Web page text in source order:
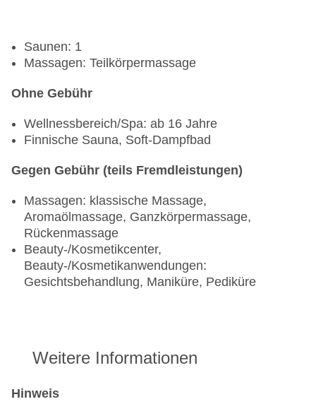
Saunen: 1
Massagen: Teilkörpermassage
Ohne Gebühr
Wellnessbereich/Spa: ab 16 Jahre
Finnische Sauna, Soft-Dampfbad
Gegen Gebühr (teils Fremdleistungen)
Massagen: klassische Massage,
Aromaölmassage, Ganzkörpermassage,
Rückenmassage
Beauty-/Kosmetikcenter,
Beauty-/Kosmetikanwendungen:
Gesichtsbehandlung, Maniküre, Pediküre
Weitere Informationen
Hinweis